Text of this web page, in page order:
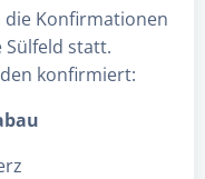
die Konfirmationen
statt.
konfirmiert: